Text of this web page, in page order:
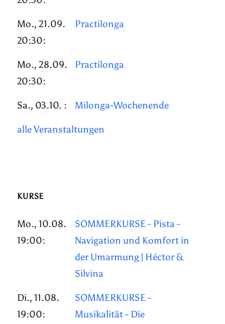
Mo., 21.09.
20:30:
Practilonga
Mo., 28.09.
20:30:
Practilonga
Sa., 03.10. : Milonga-Wochenende
alle Veranstaltungen
KURSE
Mo., 10.08.
19:00:
SOMMERKURSE - Pista -
Navigation und Komfort in
der Umarmung | Héctor &
Silvina
Di., 11.08.
19:00:
SOMMERKURSE -
Musikalität - Die